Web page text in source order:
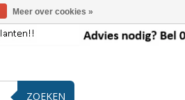
ZOEKEN
Meer over cookies »